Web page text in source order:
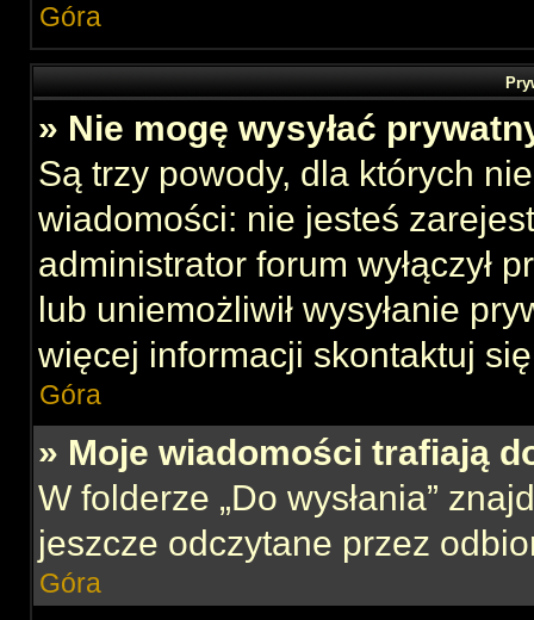
Góra
» Nie mogę wysyłać
Są trzy powody, dla których
wiadomości: nie jesteś
administrator forum wyłączył
lub uniemożliwił wysyłanie
więcej informacji skontaktuj
Góra
» Moje wiadomości trafiają
W folderze „Do wysłania”
jeszcze odczytane przez
Góra